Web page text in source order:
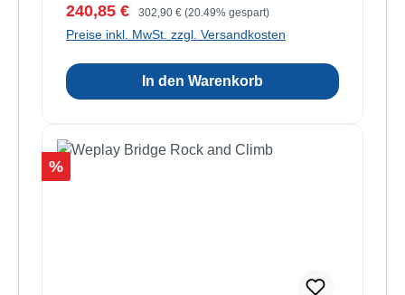
Verkaufspreis:
240,85 € Regulärer Preis:
302,90 € (20.49% gespart)
Preise inkl. MwSt. zzgl. Versandkosten
In den Warenkorb
Rabatt
%